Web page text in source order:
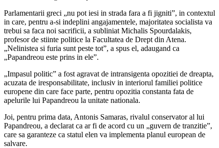
Parlamentarii greci „nu pot iesi in strada fara a fi jigniti”, in contextul
in care, pentru a-si indeplini angajamentele, majoritatea socialista va
trebui sa faca noi sacrificii, a subliniat Michalis Spourdalakis,
profesor de stiinte politice la Facultatea de Drept din Atena.
„Nelinistea si furia sunt peste tot”, a spus el, adaugand ca
„Papandreou este prins in ele”.
„Impasul politic” a fost agravat de intransigenta opozitiei de dreapta,
acuzata de iresponsabilitate, inclusiv in interiorul familiei politice
europene din care face parte, pentru opozitia constanta fata de
apelurile lui Papandreou la unitate nationala.
Joi, pentru prima data, Antonis Samaras, rivalul conservator al lui
Papandreou, a declarat ca ar fi de acord cu un „guvern de tranzitie”,
care sa garanteze ca statul elen va implementa planul european de
salvare.